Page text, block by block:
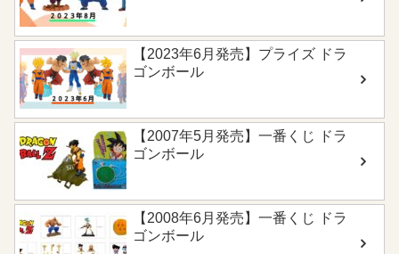
【2023年6月発売】プライズ ドラ
ゴンボール
【2007年5月発売】一番くじ ドラ
ゴンボール
【2008年6月発売】一番くじ ドラ
ゴンボール